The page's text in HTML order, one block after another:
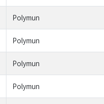
Polymun
Polymun
Polymun
Polymun